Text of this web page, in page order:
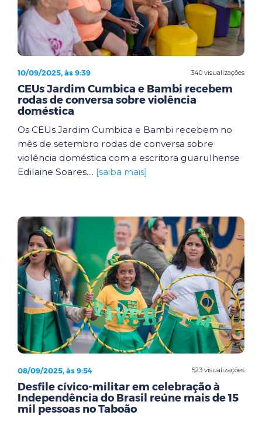
340 visualizações
10/09/2025, às 9:39
CEUs Jardim Cumbica e Bambi recebem
rodas de conversa sobre violência
doméstica
Os CEUs Jardim Cumbica e Bambi recebem no
mês de setembro rodas de conversa sobre
violência doméstica com a escritora guarulhense
Edilaine Soares.... [saiba mais]
523 visualizações
08/09/2025, às 9:54
Desfile cívico-militar em celebração à
Independência do Brasil reúne mais de 15
mil pessoas no Taboão